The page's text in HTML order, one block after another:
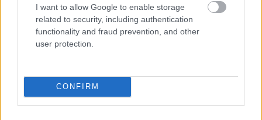
I want to allow Google to enable storage
related to security, including authentication
functionality and fraud prevention, and other
user protection.
CONFIRM
πρόσβαση στο διαδίκτυο και
εκμεταλλεύτηκε ευπάθεια κατά τη
διάρκεια δοκιμής